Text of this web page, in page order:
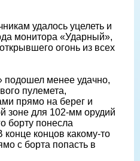
удалось уцелеть и
монитора «Ударный»,
огонь из всех
подошел менее удачно,
пулемета,
прямо на берег и
зоне для 102-мм орудий
борту понесла
концов какому-то
с борта попасть в